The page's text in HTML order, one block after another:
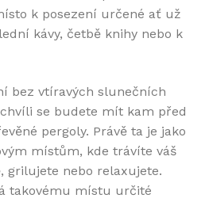
k posezení určené ať už
kávy, četbě knihy nebo k
bez vtíravých slunečních
se budete mít kam před
pergoly. Právě ta je jako
místům, kde trávíte váš
grilujete nebo relaxujete.
takovému místu určité